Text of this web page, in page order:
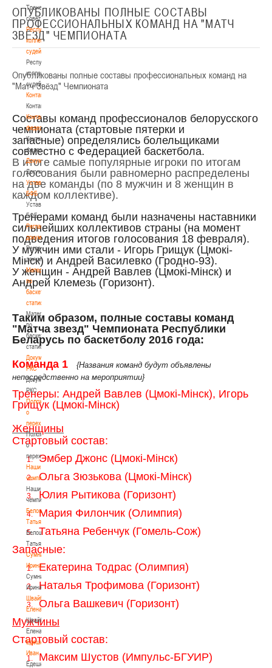
Тренерский
совет
Республиканская
коллегия
судей
Республиканская
коллегия
судей
Контакты
Контакты
Контакты
федерации
Контакты
федерации
Документы
Документы
Устав
БФБ
Устав
БФБ
Регламентирующие
документы
Регламентирующие
документы
Материалы
по
баскетбольной
статистике
Материалы
по
баскетбольной
статистике
Документы
РКС
Документы
РКС
Положение
о
переходах
Положение
о
переходах
Наши
чемпионы
Наши
чемпионы
Белошапко
Татьяна
Белошапко
Татьяна
Сумникова
Ирина
Сумникова
Ирина
Швайбович
Елена
Швайбович
Елена
Едешко
Иван
Едешко
ОПУБЛИКОВАНЫ ПОЛНЫЕ СОСТАВЫ
ПРОФЕССИОНАЛЬНЫХ КОМАНД НА "МАТЧ
ЗВЁЗД" ЧЕМПИОНАТА
Опубликованы полные составы профессиональных команд на
"Матч Звёзд" Чемпионата
Составы команд профессионалов белорусского
чемпионата (стартовые пятерки и
запасные) определялись болельщиками
совместно с Федерацией баскетбола.
В итоге самые популярные игроки по итогам
голосования были равномерно распределены
на две команды (по 8 мужчин и 8 женщин в
каждом коллективе).
Тренерами команд были назначены наставники
сильнейших коллективов страны (на момент
подведения итогов голосования 18 февраля).
У мужчин ими стали - Игорь Грищук (Цмокi-
Мiнск) и Андрей Василевко (Гродно-93).
У женщин - Андрей Вавлев (Цмокi-Мiнск) и
Андрей Клемезь (Горизонт).
Таким образом, полные составы команд
"Матча звезд" Чемпионата Республики
Беларусь по баскетболу 2016 года:
Команда 1
{Названия команд будут объявлены
непосредственно на мероприятии}
Тренеры: Андрей Вавлев (Цмокi-Мiнск), Игорь
Грищук (Цмокi-Мiнск)
Женщины
Стартовый состав:
1. Эмбер Джонс (Цмокi-Мiнск)
2. Ольга Зюзькова (Цмокi-Мiнск)
3. Юлия Рытикова (Горизонт)
4. Мария Филончик (Олимпия)
5.
Татьяна Ребенчук (Гомель-Сож)
Запасные:
1. Екатерина Тодрас (Олимпия)
2. Наталья Трофимова (Горизонт)
3.
Ольга Вашкевич (Горизонт)
Мужчины
Стартовый состав:
1. Максим Шустов (Импульс-БГУИР)